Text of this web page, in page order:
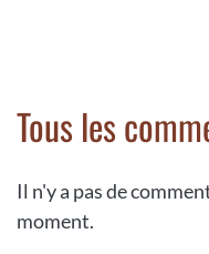
Tous les
Il n'y a pas de
moment.